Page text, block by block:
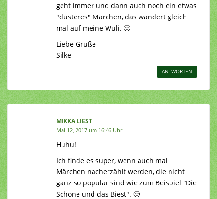
geht immer und dann auch noch ein etwas
"düsteres" Märchen, das wandert gleich
mal auf meine Wuli. 🙂
Liebe Grüße
Silke
ANTWORTEN
MIKKA LIEST
Mai 12, 2017 um 16:46 Uhr
Huhu!
Ich finde es super, wenn auch mal
Märchen nacherzählt werden, die nicht
ganz so populär sind wie zum Beispiel "Die
Schöne und das Biest". 🙂